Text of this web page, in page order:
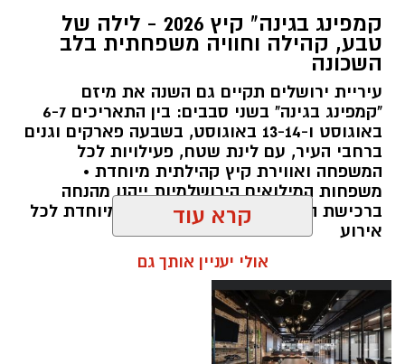
מערכת ירושלים נט / 10:00 28.07.26
תגים:פארק המים
עיריית ירושלים, באמצעות החברה העירונית
"אריאל", מרעננת את הקיץ הירושלמי עם ארנה
PARK - פארק המים האתגרי של ירושלים, שייפתח
היום (ג', 28 ביולי ) בהיכל הפיס ארנה בירושלים.
הפארק החדש יתפרס על פני שני מתחמים
מרכזיים, מתחם חיצוני פתוח ומתחם פנימי מקורה.
המתחם החיצוני יכלול מגוון מתנפחי ענק של
חווייתית לכל המשפחה. בחלל הפנימי של היכל
הפיס ארנה יוקם מתחם מתקנים אתגריים ייחודי
קמפינג בגינה" קיץ 2026 - לילה של
טבע, קהילה וחוויה משפחתית בלב
השכונה
עיריית ירושלים תקיים גם השנה את מיזם
"קמפינג בגינה" בשני סבבים: בין התאריכים 6-7
באוגוסט ו-13-14 באוגוסט, בשבעה פארקים וגנים
ברחבי העיר, עם לינת שטח, פעילויות לכל
המשפחה ואווירת קיץ קהילתית מיוחדת •
משפחות המילואים הירושלמיות ייהנו מהנחה
ברכישת הכרטיסים ושמירת הקצאה מיוחדת לכל
אירוע
קרא עוד
אולי יעניין אותך גם